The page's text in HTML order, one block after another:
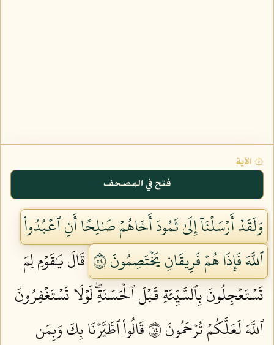
۞ الآية
فتح في المصحف
وَلَقَدۡ أَرۡسَلۡنَآ إِلَىٰ ثَمُودَ أَخَاهُمۡ صَٰلِحًا أَنِ ٱعۡبُدُواْ
ٱللَّهَ فَإِذَا هُمۡ فَرِيقَانِ يَخۡتَصِمُونَ ٤٥
قَالَ يَٰقَوۡمِ لِمَ
تَسۡتَعۡجِلُونَ بِٱلسَّيِّئَةِ قَبۡلَ ٱلۡحَسَنَةِۖ لَوۡلَا تَسۡتَغۡفِرُونَ
ٱللَّهَ لَعَلَّكُمۡ تُرۡحَمُونَ ٤٦
قَالُواْ ٱطَّيَّرۡنَا بِكَ وَبِمَن